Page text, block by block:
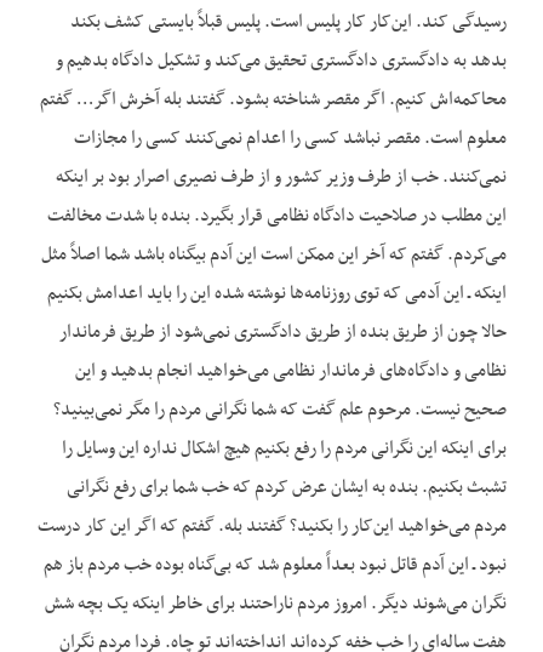
رسیدگی کند. این‌کار کار پلیس است. پلیس قبلاً بایستی کشف بکند
بدهد به دادگستری دادگستری تحقیق می‌کند و تشکیل دادگاه بدهیم و
محاکمه‌اش کنیم. اگر مقصر شناخته بشود. گفتند بله آخرش اگر… گفتم
معلوم است. مقصر نباشد کسی را اعدام نمی‌کنند کسی را مجازات
نمی‌کنند. خب از طرف وزیر کشور و از طرف نصیری اصرار بود بر این‏که
این مطلب در صلاحیت دادگاه نظامی قرار بگیرد. بنده با شدت مخالفت
می‌کردم. گفتم که آخر این ممکن است این آدم بی‏گناه باشد شما اصلاً مثل
این‏که ـ این آدمی که توی روزنامه‌ها نوشته شده این را باید اعدامش بکنیم
حالا چون از طریق بنده از طریق دادگستری نمی‌شود از طریق فرماندار
نظامی و دادگاه‌های فرماندار نظامی می‌خواهید انجام بدهید و این
صحیح نیست. مرحوم علم گفت که شما نگرانی مردم را مگر نمی‌بینید؟
برای این‏که این نگرانی مردم را رفع بکنیم هیچ اشکال نداره این وسایل را
تشبث بکنیم. بنده به ایشان عرض کردم که خب شما برای رفع نگرانی
مردم می‌خواهید این‌کار را بکنید؟ گفتند بله. گفتم که اگر این کار درست
نبود ـ این آدم قاتل نبود بعداً معلوم شد که بی‌گناه بوده خب مردم باز هم
نگران می‌شوند دیگر. امروز مردم ناراحتند برای خاطر این‏که یک بچه شش
هفت ساله‌ای را خب خفه کرده‌اند انداخته‌اند تو چاه. فردا مردم نگران